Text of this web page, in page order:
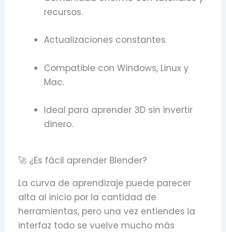
recursos.
Actualizaciones constantes.
Compatible con Windows, Linux y
Mac.
Ideal para aprender 3D sin invertir
dinero.
🚀 ¿Es fácil aprender Blender?
La curva de aprendizaje puede parecer
alta al inicio por la cantidad de
herramientas, pero una vez entiendes la
interfaz todo se vuelve mucho más